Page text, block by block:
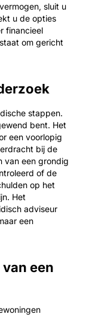
sluit u
u de opties
financieel
om gericht
stappen.
bent. Het
een voorlopig
bij de
van een grondig
of de
op het
Het
adviseur
een
een